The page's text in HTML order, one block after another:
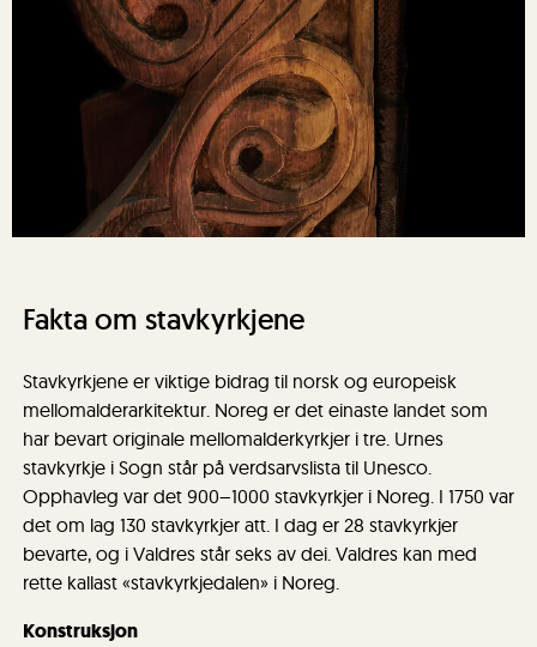
Fakta om stavkyrkjene
Stavkyrkjene er viktige bidrag til norsk og europeisk
mellomalderarkitektur. Noreg er det einaste landet som
har bevart originale mellomalderkyrkjer i tre. Urnes
stavkyrkje i Sogn står på verdsarvslista til Unesco.
Opphavleg var det 900–1000 stavkyrkjer i Noreg. I 1750 var
det om lag 130 stavkyrkjer att. I dag er 28 stavkyrkjer
bevarte, og i Valdres står seks av dei. Valdres kan med
rette kallast «stavkyrkjedalen» i Noreg.
Konstruksjon